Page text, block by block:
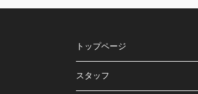
トップページ
スタッフ